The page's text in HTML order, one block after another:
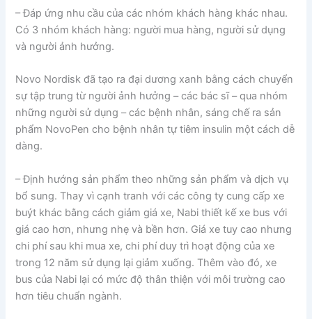
– Đáp ứng nhu cầu của các nhóm khách hàng khác nhau.
Có 3 nhóm khách hàng: người mua hàng, người sử dụng
và người ảnh hưởng.
Novo Nordisk đã tạo ra đại dương xanh bằng cách chuyển
sự tập trung từ người ảnh hưởng – các bác sĩ – qua nhóm
những người sử dụng – các bệnh nhân, sáng chế ra sản
phẩm NovoPen cho bệnh nhân tự tiêm insulin một cách dễ
dàng.
– Định hướng sản phẩm theo những sản phẩm và dịch vụ
bổ sung. Thay vì cạnh tranh với các công ty cung cấp xe
buýt khác bằng cách giảm giá xe, Nabi thiết kế xe bus với
giá cao hơn, nhưng nhẹ và bền hơn. Giá xe tuy cao nhưng
chi phí sau khi mua xe, chi phí duy trì hoạt động của xe
trong 12 năm sử dụng lại giảm xuống. Thêm vào đó, xe
bus của Nabi lại có mức độ thân thiện với môi trường cao
hơn tiêu chuẩn ngành.